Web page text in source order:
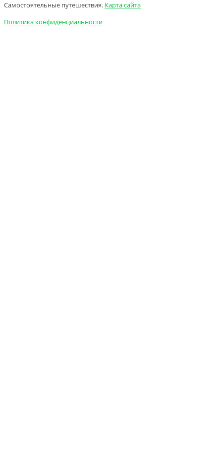
Самостоятельные путешествия. Карта сайта
Политика конфиденциальности